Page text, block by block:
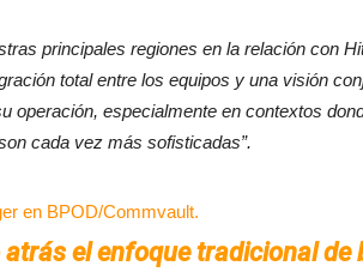
principales regiones en la relación con
total entre los equipos y una visión
operación, especialmente en contextos
cada vez más sofisticadas”.
atrás el enfoque tradicional de